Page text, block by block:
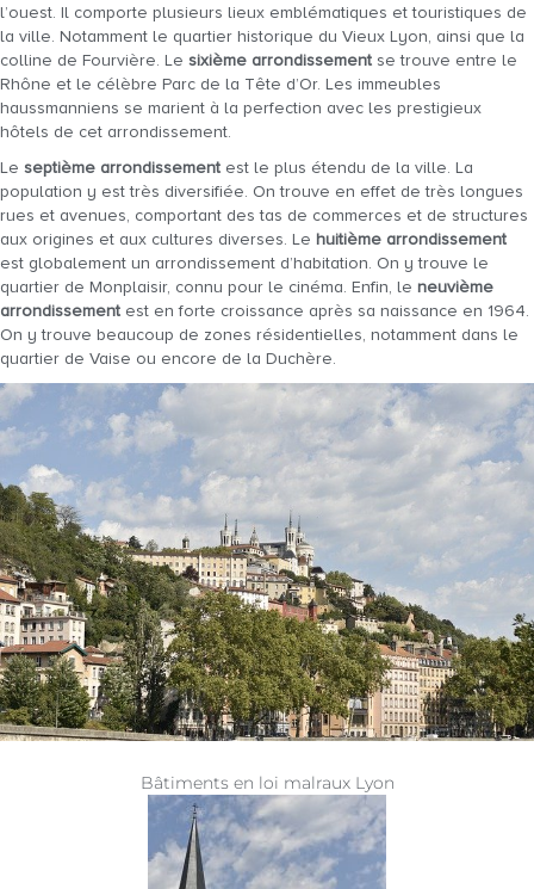
l’ouest. Il comporte plusieurs lieux emblématiques et touristiques de
la ville. Notamment le quartier historique du Vieux Lyon, ainsi que la
colline de Fourvière. Le sixième arrondissement se trouve entre le
Rhône et le célèbre Parc de la Tête d’Or. Les immeubles
haussmanniens se marient à la perfection avec les prestigieux
hôtels de cet arrondissement.
Le septième arrondissement est le plus étendu de la ville. La
population y est très diversifiée. On trouve en effet de très longues
rues et avenues, comportant des tas de commerces et de structures
aux origines et aux cultures diverses. Le huitième arrondissement
est globalement un arrondissement d’habitation. On y trouve le
quartier de Monplaisir, connu pour le cinéma. Enfin, le neuvième
arrondissement est en forte croissance après sa naissance en 1964.
On y trouve beaucoup de zones résidentielles, notamment dans le
quartier de Vaise ou encore de la Duchère.
Bâtiments en loi malraux Lyon